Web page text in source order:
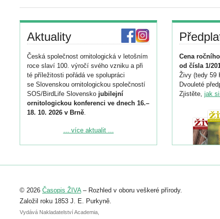
Aktuality
Česká společnost ornitologická v letošním
roce slaví 100. výročí svého vzniku a při
té příležitosti pořádá ve spolupráci
se Slovenskou ornitologickou společností
SOS/BirdLife Slovensko jubilejní
ornitologickou konferenci ve dnech 16.–
18. 10. 2026 v Brně.
Podrobnější informace ke konferenci
Registrovat se můžete do 6. září.
abstraktu přihlášené přednášky nebo
posteru je už 30. června.
... více aktualit ...
Cena
od čísla 1/
Živy (tedy 59
Dvouleté
Zjistěte, jak
© 2026 Časopis ŽIVA– Rozhled v oboru veškeré přírody.
Založil roku 1853 J. E. Purkyně.
Vydává Nakladatelství Academia,